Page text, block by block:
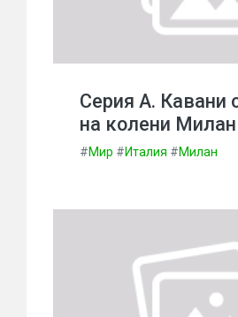
Серия А. Кавани
на колени Милан
#Мир #Италия #Милан